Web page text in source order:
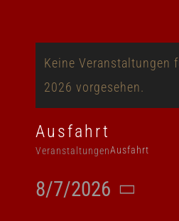
Keine Veranstaltungen
2026 vorgesehen.
Ausfahrt
VeranstaltungenAusfahrt
8/7/2026